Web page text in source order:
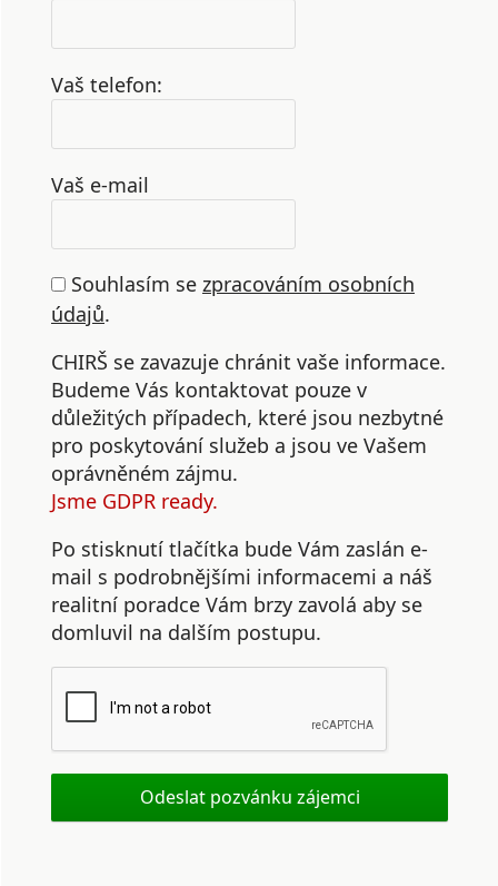
Vaš telefon:
Vaš e-mail
Souhlasím se zpracováním osobních
údajů.
CHIRŠ se zavazuje chránit vaše informace.
Budeme Vás kontaktovat pouze v
důležitých případech, které jsou nezbytné
pro poskytování služeb a jsou ve Vašem
oprávněném zájmu.
Jsme GDPR ready.
Po stisknutí tlačítka bude Vám zaslán e-
mail s podrobnějšími informacemi a náš
realitní poradce Vám brzy zavolá aby se
domluvil na dalším postupu.